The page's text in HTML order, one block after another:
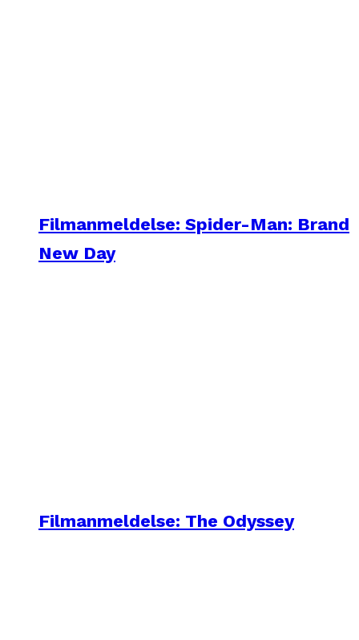
Filmanmeldelse: Spider-Man: Brand
New Day
Filmanmeldelse: The Odyssey